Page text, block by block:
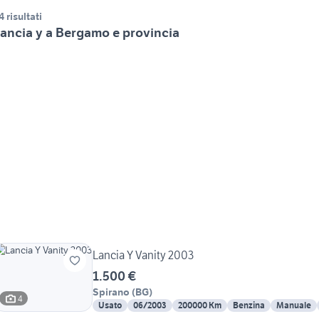
risultati
y a Bergamo e provincia
4
Lancia Y Vanity 2003
1.500 €
Spirano (BG)
Usato 06/2003 200000 Km Benzina Manuale